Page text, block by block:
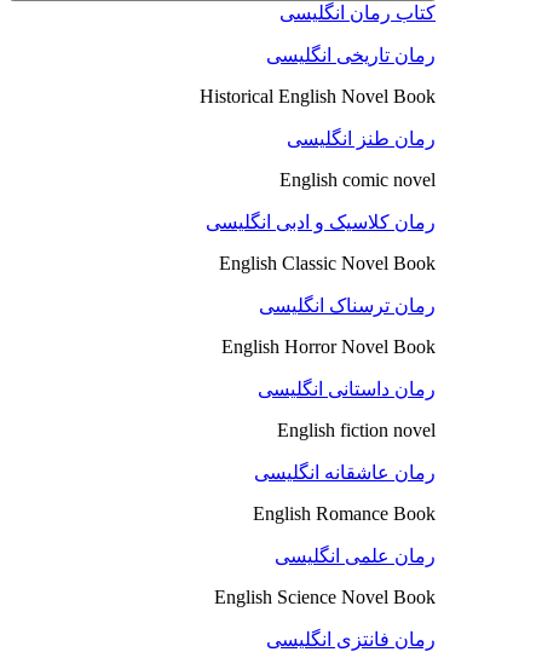
کتاب رمان انگلیسی
رمان تاریخی انگلیسی
Historical English Novel Book
رمان طنز انگلیسی
English comic novel
رمان کلاسیک و ادبی انگلیسی
English Classic Novel Book
رمان ترسناک انگلیسی
English Horror Novel Book
رمان داستانی انگلیسی
English fiction novel
رمان عاشقانه انگلیسی
English Romance Book
رمان علمی انگلیسی
English Science Novel Book
رمان فانتزی انگلیسی